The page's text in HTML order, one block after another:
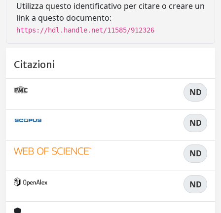
Utilizza questo identificativo per citare o creare un
link a questo documento:
https://hdl.handle.net/11585/912326
Citazioni
ND
ND
ND
ND